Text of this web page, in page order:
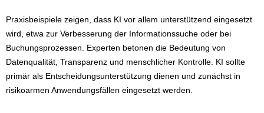
Praxisbeispiele zeigen, dass KI vor allem unterstützend eingesetzt
wird, etwa zur Verbesserung der Informationssuche oder bei
Buchungsprozessen. Experten betonen die Bedeutung von
Datenqualität, Transparenz und menschlicher Kontrolle. KI sollte
primär als Entscheidungsunterstützung dienen und zunächst in
risikoarmen Anwendungsfällen eingesetzt werden.